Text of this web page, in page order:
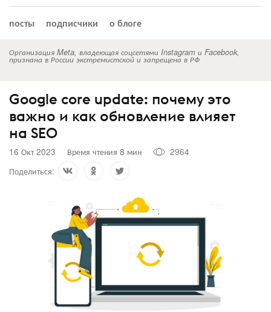
посты подписчики о блоге
Организация Meta, владеющая соцсетями Instagram и Facebook,
признана в России экстремистской и запрещена в РФ
Google core update: почему это
важно и как обновление влияет
на SEO
16 Окт 2023 Время чтения 8 мин
2964
Поделиться: